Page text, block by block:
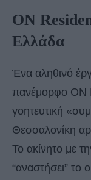
ΟΝ
Ελλάδα
Ένα αληθινό
πανέμορφο ΟΝ
γοητευτική
Θεσσαλονίκη
Το ακίνητο με
“αναστήσει” το